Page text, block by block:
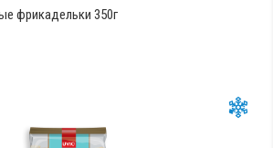
фрикадельки 350г